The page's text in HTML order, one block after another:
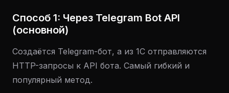
Способ 1: Через Telegram Bot API
(основной)
Создаётся Telegram-бот, а из 1С отправляются
HTTP-запросы к API бота. Самый гибкий и
популярный метод.